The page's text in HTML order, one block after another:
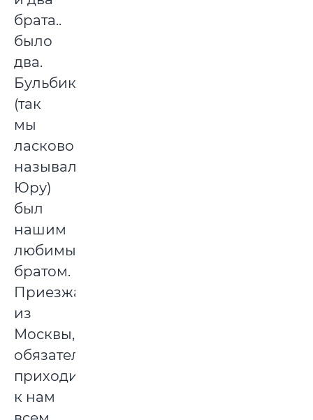
брата..
было
два.
Бульбик
(так
мы
ласково
называли
Юру)
был
нашим
любимым
братом.
Приезжая
из
Москвы,
обязательно
приходил
к нам